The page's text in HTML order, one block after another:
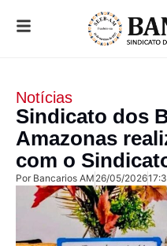
Notícias
Sindicato dos
Amazonas
com o
Por Bancarios AM 26/05/2026